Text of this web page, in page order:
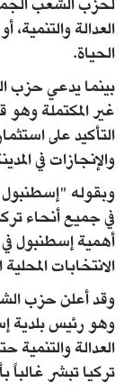
لحزب الشعب
العدالة
الحياة.
بينما يدعي حزب
غير المكتملة
والإنجازات في
وبقوله "إسطنبول
في جميع أنحاء
أهمية إسطنبول
الانتخابات
وقد أعلن حزب
وهو رئيس بلدية
العدالة والتنمية
تركيا تبشر غالباً